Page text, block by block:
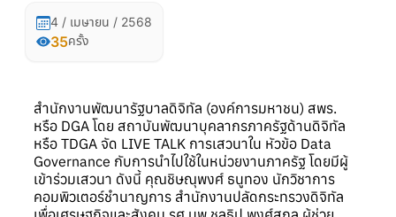
4 / เมษายน / 2568
35ครั้ง
สำนักงานพัฒนารัฐบาลดิจิทัล (องค์การมหาชน) สพร.
หรือ DGA โดย สถาบันพัฒนาบุคลากรภาครัฐด้านดิจิทัล
หรือ TDGA จัด LIVE TALK การเสวนาใน หัวข้อ Data
Governance กับการนำไปใช้ในหน่วยงานภาครัฐ โดยมีผู้
เข้าร่วมเสวนา ดังนี้ คุณชิษณุพงศ์ ธนูทอง นักวิชาการ
คอมพิวเตอร์ชำนาญการ สำนักงานปลัดกระทรวงดิจิทัล